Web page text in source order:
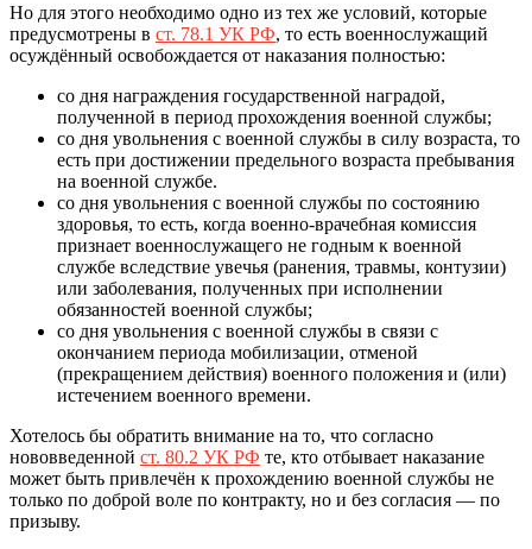
Но для этого необходимо одно из тех же условий, которые
предусмотрены в ст. 78.1 УК РФ, то есть военнослужащий
осуждённый освобождается от наказания полностью:
со дня награждения государственной наградой,
полученной в период прохождения военной службы;
со дня увольнения с военной службы в силу возраста, то
есть при достижении предельного возраста пребывания
на военной службе.
со дня увольнения с военной службы по состоянию
здоровья, то есть, когда военно-врачебная комиссия
признает военнослужащего не годным к военной
службе вследствие увечья (ранения, травмы, контузии)
или заболевания, полученных при исполнении
обязанностей военной службы;
со дня увольнения с военной службы в связи с
окончанием периода мобилизации, отменой
(прекращением действия) военного положения и (или)
истечением военного времени.
Хотелось бы обратить внимание на то, что согласно
нововведенной ст. 80.2 УК РФ те, кто отбывает наказание
может быть привлечён к прохождению военной службы не
только по доброй воле по контракту, но и без согласия — по
призыву.